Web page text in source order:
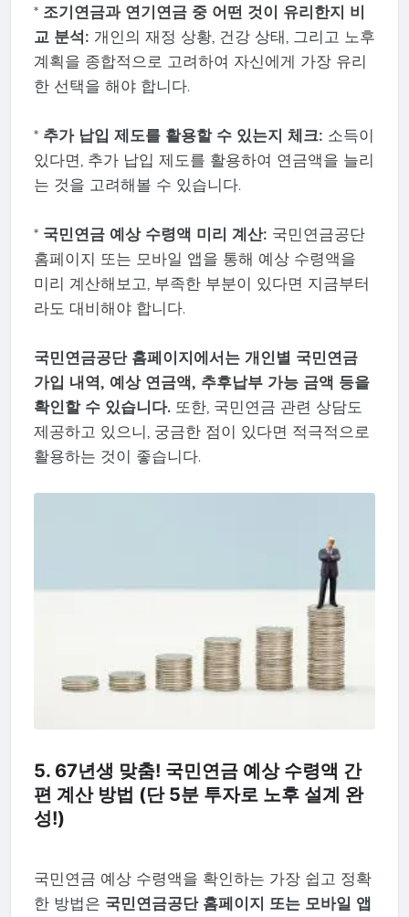
* 조기연금과 연기연금 중 어떤 것이 유리한지 비
교 분석: 개인의 재정 상황, 건강 상태, 그리고 노후
계획을 종합적으로 고려하여 자신에게 가장 유리
한 선택을 해야 합니다.
* 추가 납입 제도를 활용할 수 있는지 체크: 소득이
있다면, 추가 납입 제도를 활용하여 연금액을 늘리
는 것을 고려해볼 수 있습니다.
* 국민연금 예상 수령액 미리 계산: 국민연금공단
홈페이지 또는 모바일 앱을 통해 예상 수령액을
미리 계산해보고, 부족한 부분이 있다면 지금부터
라도 대비해야 합니다.
국민연금공단 홈페이지에서는 개인별 국민연금
가입 내역, 예상 연금액, 추후납부 가능 금액 등을
확인할 수 있습니다.또한, 국민연금 관련 상담도
제공하고 있으니, 궁금한 점이 있다면 적극적으로
활용하는 것이 좋습니다.
5. 67년생 맞춤! 국민연금 예상 수령액 간
편 계산 방법 (단 5분 투자로 노후 설계 완
성!)
국민연금 예상 수령액을 확인하는 가장 쉽고 정확
한 방법은 국민연금공단 홈페이지 또는 모바일 앱